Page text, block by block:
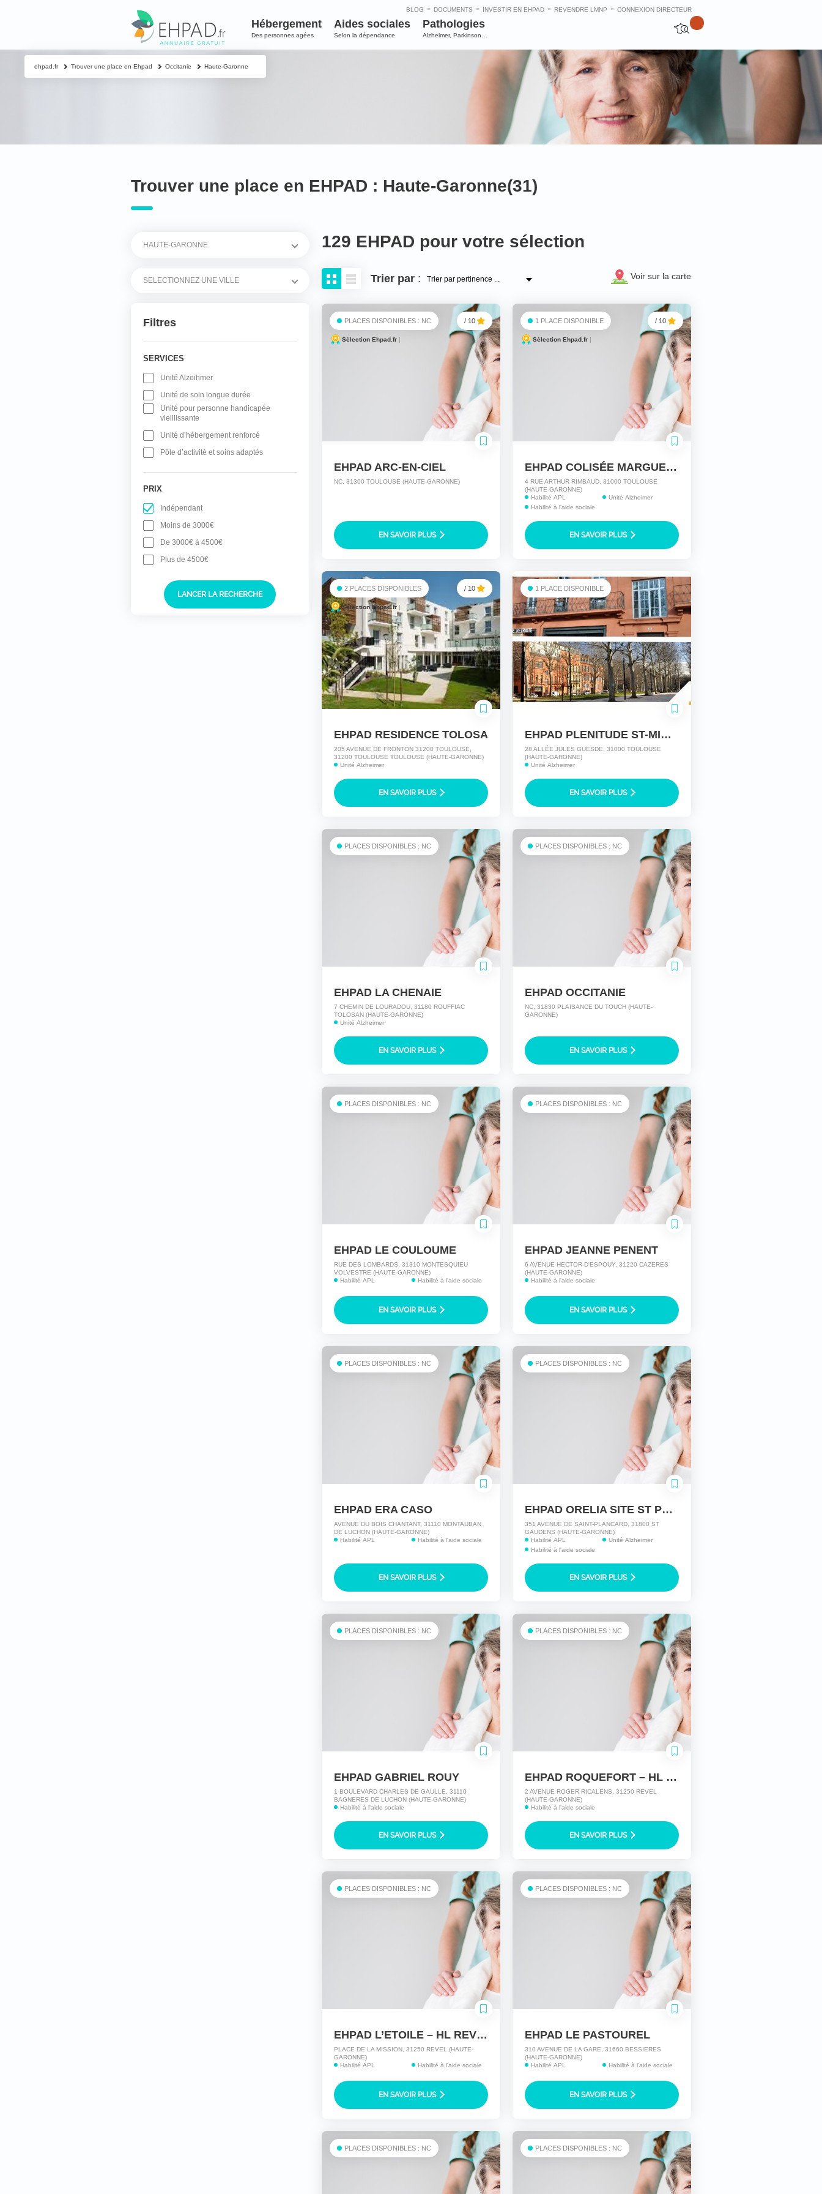
BLOG - DOCUMENTS - INVESTIR EN EHPAD- REVENDRE LMNP - CONNEXION DIRECTEUR
Hébergement
Des personnes agées
Aides sociales
Selon la dépendance
Pathologies
Alzheimer, Parkinson…
Trouver une place en EHPAD : Haute-Garonne(31)
Filtres
SERVICES
Unité Alzeihmer
Unité de soin longue durée
Unité pour personne handicapée
vieillissante
Unité d’hébergement renforcé
Pôle d’activité et soins adaptés
PRIX
Indépendant
Moins de 3000€
De 3000€ à 4500€
Plus de 4500€
LANCER LA RECHERCHE
129 EHPAD pour votre sélection
Trierpar: Voir sur la carte
PLACES DISPONIBLES : NC / 10
Sélection Ehpad.fr|
EHPAD ARC-EN-CIEL
NC, 31300 TOULOUSE (HAUTE-GARONNE)
EN SAVOIR PLUS
1 PLACE DISPONIBLE / 10
Sélection Ehpad.fr |
EHPAD COLISÉE MARGUERITE
4 RUE ARTHUR RIMBAUD, 31000 TOULOUSE
(HAUTE-GARONNE)
Habilité APL
Habilité à l'aide sociale
Unité Alzheimer
EN SAVOIR PLUS
2 PLACES DISPONIBLES / 10
Sélection Ehpad.fr|
EHPAD RESIDENCE TOLOSA
205 AVENUE DE FRONTON 31200 TOULOUSE,
31200 TOULOUSE TOULOUSE (HAUTE-GARONNE)
Unité Alzheimer
EN SAVOIR PLUS
1 PLACE DISPONIBLE
EHPAD PLENITUDE ST-MICHEL
28 ALLÉE JULES GUESDE, 31000 TOULOUSE
(HAUTE-GARONNE)
Unité Alzheimer
EN SAVOIR PLUS
PLACES DISPONIBLES : NC
EHPAD LA CHENAIE
7 CHEMIN DE LOURADOU, 31180 ROUFFIAC
TOLOSAN (HAUTE-GARONNE)
Unité Alzheimer
EN SAVOIR PLUS
PLACES DISPONIBLES : NC
EHPAD OCCITANIE
NC, 31830 PLAISANCE DU TOUCH (HAUTE-
GARONNE)
EN SAVOIR PLUS
PLACES DISPONIBLES : NC
EHPAD LE COULOUME
RUE DES LOMBARDS, 31310 MONTESQUIEU
VOLVESTRE (HAUTE-GARONNE)
Habilité APL
Habilité à l'aide sociale
EN SAVOIR PLUS
PLACES DISPONIBLES : NC
EHPAD JEANNE PENENT
6 AVENUE HECTOR-D'ESPOUY, 31220 CAZERES
(HAUTE-GARONNE)
Habilité à l'aide sociale
EN SAVOIR PLUS
PLACES DISPONIBLES : NC
EHPAD ERA CASO
AVENUE DU BOIS CHANTANT, 31110 MONTAUBAN
DE LUCHON (HAUTE-GARONNE)
Habilité APL
Habilité à l'aide sociale
EN SAVOIR PLUS
PLACES DISPONIBLES : NC
EHPAD ORELIA SITE ST PLANCARD
351 AVENUE DE SAINT-PLANCARD, 31800 ST
GAUDENS (HAUTE-GARONNE)
Habilité APL
Habilité à l'aide sociale
Unité Alzheimer
EN SAVOIR PLUS
PLACES DISPONIBLES : NC
EHPAD GABRIEL ROUY
1 BOULEVARD CHARLES DE GAULLE, 31110
BAGNERES DE LUCHON (HAUTE-GARONNE)
Habilité à l'aide sociale
EN SAVOIR PLUS
PLACES DISPONIBLES : NC
EHPAD ROQUEFORT – HL REVEL
2 AVENUE ROGER RICALENS, 31250 REVEL
(HAUTE-GARONNE)
Habilité à l'aide sociale
EN SAVOIR PLUS
PLACES DISPONIBLES : NC
EHPAD L’ETOILE – HL REVEL
PLACE DE LA MISSION, 31250 REVEL (HAUTE-
GARONNE)
Habilité APL
Habilité à l'aide sociale
EN SAVOIR PLUS
PLACES DISPONIBLES : NC
EHPAD LE PASTOUREL
310 AVENUE DE LA GARE, 31660 BESSIERES
(HAUTE-GARONNE)
Habilité APL
Habilité à l'aide sociale
EN SAVOIR PLUS
PLACES DISPONIBLES : NC PLACES DISPONIBLES : NC
ehpad.fr Trouver une place en Ehpad Occitanie Haute-Garonne